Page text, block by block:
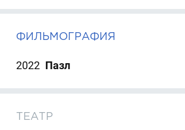
ФИЛЬМОГРАФИЯ
2022 Пазл
ТЕАТР